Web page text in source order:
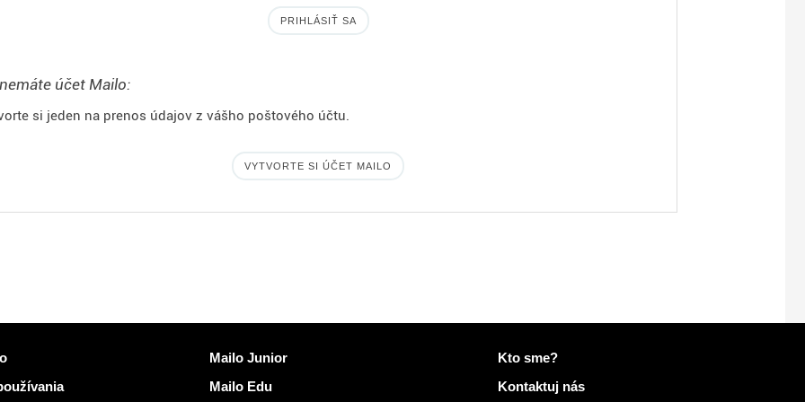
PRIHLÁSIŤ SA
účet Mailo:
si jeden na prenos údajov z vášho poštového účtu.
VYTVORTE SI ÚČET MAILO
Objaviť Mailo
Mailo Junior
Mailo Edu
Viac informácií na Mailo
Kto sme?
Kontaktuj nás